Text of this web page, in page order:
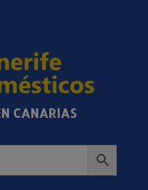
CANARIAS